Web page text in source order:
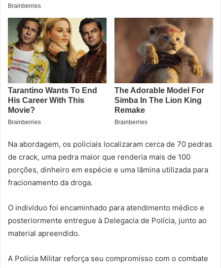
Na abordagem, os policiais localizaram cerca de 70 pedras
de crack, uma pedra maior que renderia mais de 100
porções, dinheiro em espécie e uma lâmina utilizada para
fracionamento da droga.
O indivíduo foi encaminhado para atendimento médico e
posteriormente entregue à Delegacia de Polícia, junto ao
material apreendido.
A Polícia Militar reforça seu compromisso com o combate